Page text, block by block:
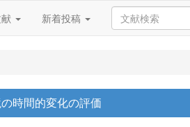
新着投稿
時間的変化の評価